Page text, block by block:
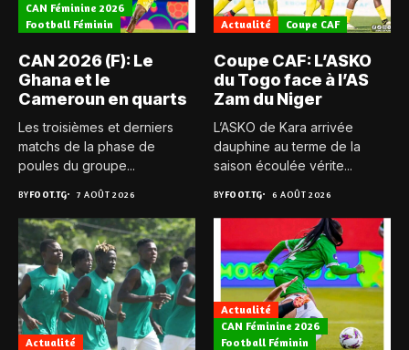
CAN Féminine 2026
Football Féminin
CAN 2026 (F): Le
Ghana et le
Cameroun en quarts
Les troisièmes et derniers
matchs de la phase de
poules du groupe...
BYFOOT.TG 7 AOÛT 2026
Actualité Coupe CAF
Coupe CAF: L’ASKO
du Togo face à l’AS
Zam du Niger
L’ASKO de Kara arrivée
dauphine au terme de la
saison écoulée vérite...
BYFOOT.TG 6 AOÛT 2026
Actualité
Actualité
CAN Féminine 2026
Football Féminin